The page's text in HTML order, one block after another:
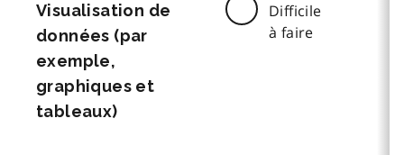
Visualisation de
données (par
exemple,
graphiques et
tableaux)
Difficile
à faire